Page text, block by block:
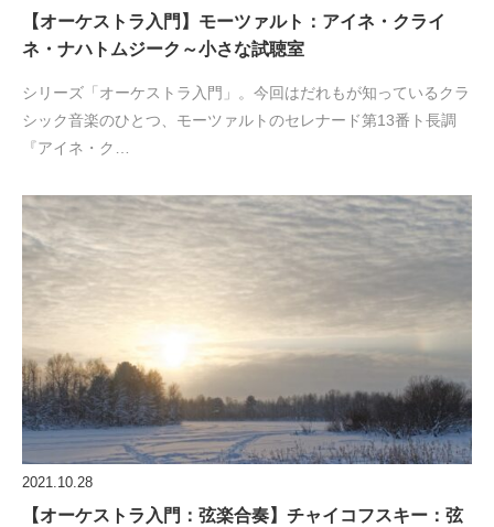
【オーケストラ入門】モーツァルト：アイネ・クライ
ネ・ナハトムジーク～小さな試聴室
シリーズ「オーケストラ入門」。今回はだれもが知っているクラ
シック音楽のひとつ、モーツァルトのセレナード第13番ト長調
『アイネ・ク…
2021.10.28
【オーケストラ入門：弦楽合奏】チャイコフスキー：弦